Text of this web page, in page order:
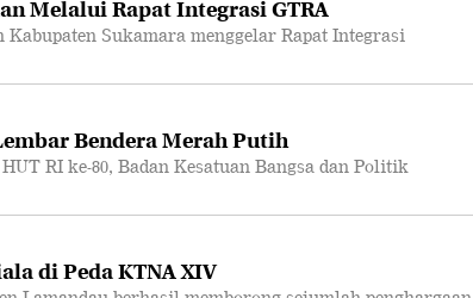
Melalui Rapat Integrasi GTRA
Kabupaten Sukamara menggelar Rapat Integrasi
Bendera Merah Putih
RI ke-80, Badan Kesatuan Bangsa dan Politik
di Peda KTNA XIV